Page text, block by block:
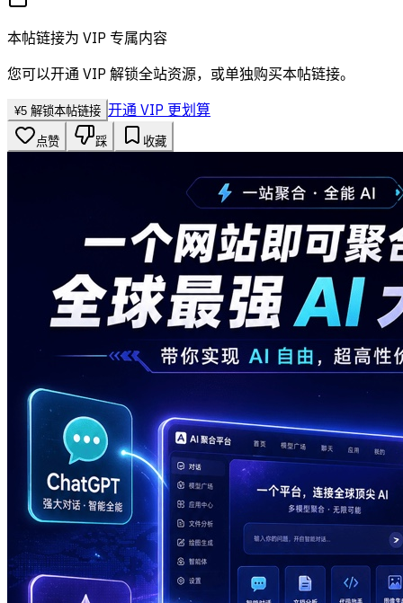
本帖链接为 VIP 专属内容
您可以开通 VIP 解锁全站资源，或单独购买本帖链接。
¥5 解锁本帖链接 开通 VIP 更划算
点赞 踩 收藏